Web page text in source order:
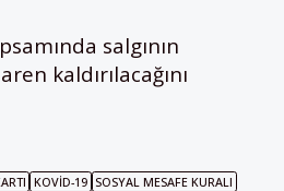
salgının
kaldırılacağını
KOVID-19 SOSYAL MESAFE KURALI